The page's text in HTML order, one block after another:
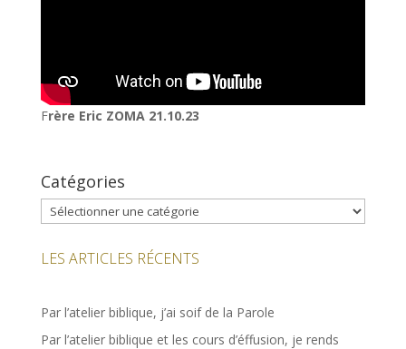
Frère Eric ZOMA 21.10.23
Catégories
Catégories
LES ARTICLES RÉCENTS
Par l’atelier biblique, j’ai soif de la Parole
Par l’atelier biblique et les cours d’éffusion, je rends